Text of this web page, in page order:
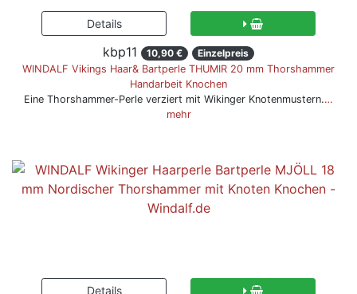
kbp11 10,90 €
Einzelpreis
WINDALF Vikings Haar& Bartperle THUMIR 20 mm Thorshammer
Handarbeit Knochen
Eine Thorshammer-Perle verziert mit Wikinger Knotenmustern.…
mehr